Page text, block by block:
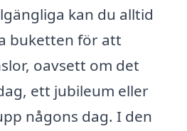
kan du alltid
buketten för att
oavsett om det
ett jubileum eller
någons dag. I den